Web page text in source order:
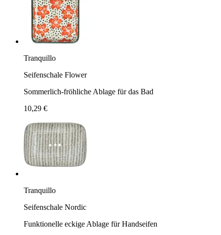
Tranquillo
Seifenschale Flower
Sommerlich-fröhliche Ablage für das Bad
10,29 €
Tranquillo
Seifenschale Nordic
Funktionelle eckige Ablage für Handseifen